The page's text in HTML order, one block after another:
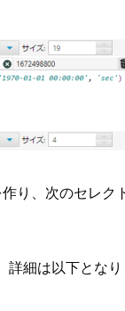
り、次のセレ
細は以下となり